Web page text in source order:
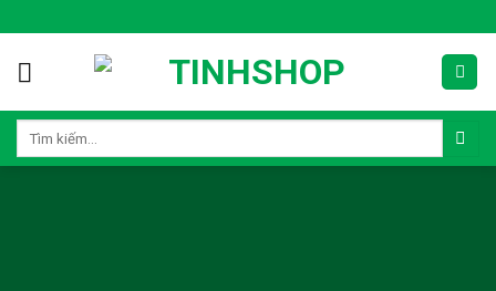
content
Tìm